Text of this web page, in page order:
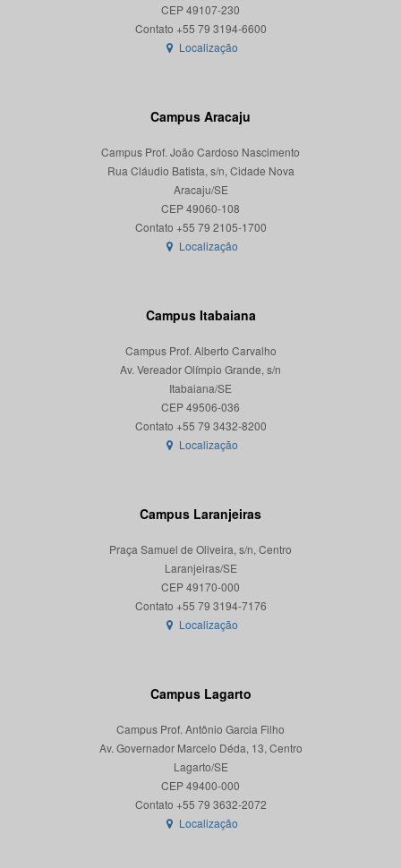
CEP 49107-230
Localização
Campus Aracaju
Campus Prof. João Cardoso Nascimento
Rua Cláudio Batista, s/n, Cidade Nova
Aracaju/SE
CEP 49060-108
Localização
Campus Itabaiana
Campus Prof. Alberto Carvalho
Av. Vereador Olímpio Grande, s/n
Itabaiana/SE
CEP 49506-036
Localização
Campus Laranjeiras
Praça Samuel de Oliveira, s/n, Centro
Laranjeiras/SE
CEP 49170-000
Localização
Campus Lagarto
Campus Prof. Antônio Garcia Filho
Av. Governador Marcelo Déda, 13, Centro
Lagarto/SE
CEP 49400-000
Localização